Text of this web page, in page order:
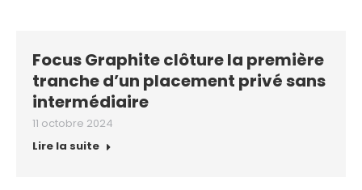
Focus Graphite clôture la première
tranche d’un placement privé sans
intermédiaire
11 octobre 2024
Lire la suite